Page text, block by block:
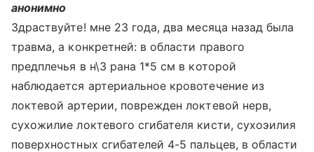
анонимно
Здраствуйте! мне 23 года, два месяца назад была
травма, а конкретней: в области правого
предплечья в н\3 рана 1*5 см в которой
наблюдается артериальное кровотечение из
локтевой артерии, поврежден локтевой нерв,
сухожилие локтевого сгибателя кисти, сухоэилия
поверхностных сгибателей 4-5 пальцев, в области